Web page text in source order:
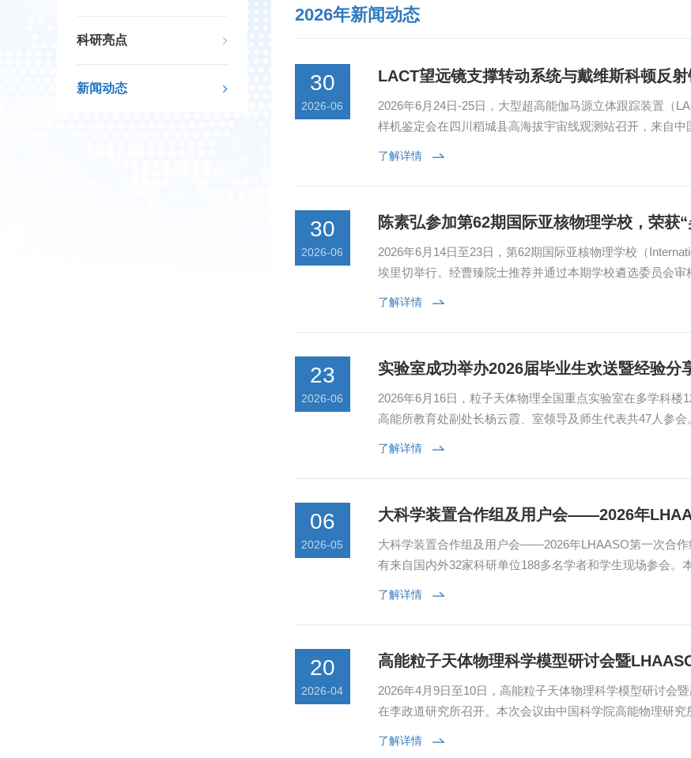
科研亮点
新闻动态
2026年新闻动态
30
2026-06
LACT望远镜支撑转动系统与戴维斯科顿反
2026年6月24日-25日，大型超高能伽马源立体跟踪装置（
样机鉴定会在四川稻城县高海拔宇宙线观测站召开，来自
了解详情
30
2026-06
陈素弘参加第62期国际亚核物理学校，荣获
2026年6月14日至23日，第62期国际亚核物理学校（
埃里切举行。经曹臻院士推荐并通过本期学校遴选委员会
了解详情
23
2026-06
实验室成功举办2026届毕业生欢送暨经验分
2026年6月16日，粒子天体物理全国重点实验室在多学科楼
高能所教育处副处长杨云霞、室领导及师生代表共47人参
了解详情
06
2026-05
大科学装置合作组及用户会——2026年
大科学装置合作组及用户会——2026年LHAASO第一次合
有来自国内外32家科研单位188多名学者和学生现场参会
了解详情
20
2026-04
高能粒子天体物理科学模型研讨会暨
2026年4月9日至10日，高能粒子天体物理科学模型研讨会
在李政道研究所召开。本次会议由中国科学院高能物理研
了解详情